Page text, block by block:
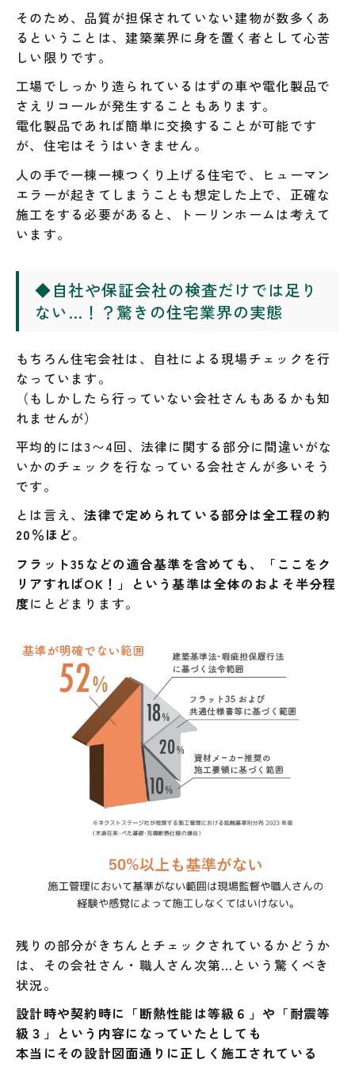
そのため、品質が担保されていない建物が数多くあ
るということは、建築業界に身を置く者として心苦
しい限りです。
工場でしっかり造られているはずの車や電化製品で
さえリコールが発生することもあります。
電化製品であれば簡単に交換することが可能です
が、住宅はそうはいきません。
人の手で一棟一棟つくり上げる住宅で、ヒューマン
エラーが起きてしまうことも想定した上で、正確な
施工をする必要があると、トーリンホームは考えて
います。
◆自社や保証会社の検査だけでは足り
ない…！？驚きの住宅業界の実態
もちろん住宅会社は、自社による現場チェックを行
なっています。
（もしかしたら行っていない会社さんもあるかも知
れませんが）
平均的には3〜4回、法律に関する部分に間違いがな
いかのチェックを行なっている会社さんが多いそう
です。
とは言え、法律で定められている部分は全工程の約
20％ほど。
フラット35などの適合基準を含めても、「ここをク
リアすればOK！」という基準は全体のおよそ半分程
度にとどまります。
残りの部分がきちんとチェックされているかどうか
は、その会社さん・職人さん次第…という驚くべき
状況。
設計時や契約時に「断熱性能は等級６」や「耐震等
級３」という内容になっていたとしても
本当にその設計図面通りに正しく施工されている